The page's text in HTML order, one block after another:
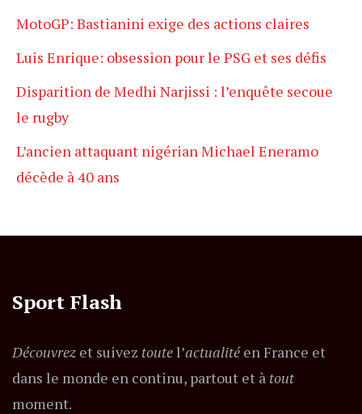
MotoGP: Bastianini exige des actions claires
Luis Enrique: obsession pour le PSG et ses défis
Disparition de Medhi Narjissi : l’enquête secoue
le rugby
L’ancien attaquant nigérian Michael Eneramo
décède à 40 ans
Sport Flash
Découvrez et suivez toutel’actualitéen France et
dans le monde en continu, partout et à tout
moment.